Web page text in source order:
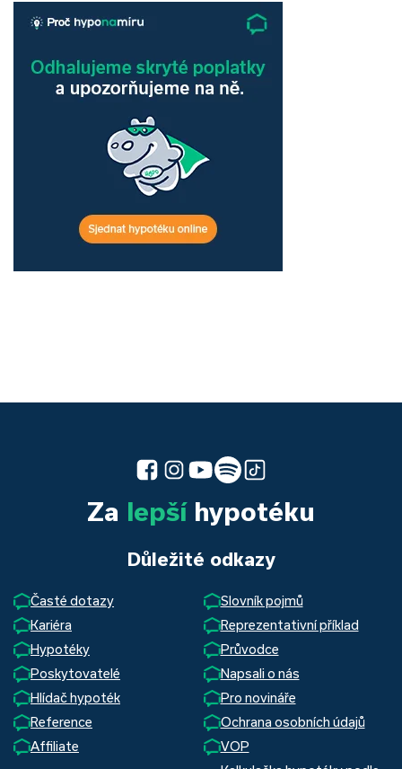
Za lepšíhypotéku
Důležité odkazy
Časté dotazy
Slovník pojmů
Kariéra
Reprezentativní příklad
Hypotéky
Průvodce
Poskytovatelé
Napsali o nás
Hlídač hypoték
Pro novináře
Reference
Ochrana osobních údajů
Affiliate
VOP